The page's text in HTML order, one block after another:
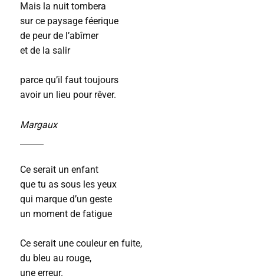
Mais la nuit tombera
sur ce paysage féerique
de peur de l’abîmer
et de la salir
parce qu’il faut toujours
avoir un lieu pour rêver.
Margaux
Ce serait un enfant
que tu as sous les yeux
qui marque d’un geste
un moment de fatigue
Ce serait une couleur en fuite,
du bleu au rouge,
une erreur.